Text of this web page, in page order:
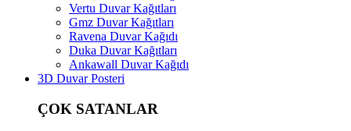
Vertu Duvar Kağıtları
Gmz Duvar Kağıtları
Ravena Duvar Kağıdı
Duka Duvar Kağıtları
Ankawall Duvar Kağıdı
3D Duvar Posteri
ÇOK SATANLAR